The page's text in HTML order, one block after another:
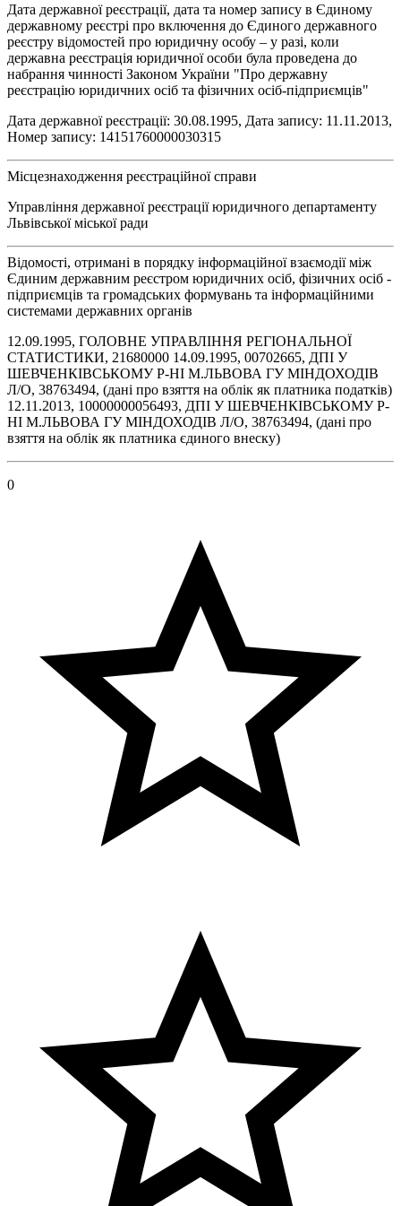
Дата державної реєстрації, дата та номер запису в Єдиному
державному реєстрі про включення до Єдиного державного
реєстру відомостей про юридичну особу – у разі, коли
державна реєстрація юридичної особи була проведена до
набрання чинності Законом України "Про державну
реєстрацію юридичних осіб та фізичних осіб-підприємців"
Дата державної реєстрації: 30.08.1995, Дата запису: 11.11.2013,
Номер запису: 14151760000030315
Місцезнаходження реєстраційної справи
Управління державної реєстрації юридичного департаменту
Львівської міської ради
Відомості, отримані в порядку інформаційної взаємодії між
Єдиним державним реєстром юридичних осіб, фізичних осіб -
підприємців та громадських формувань та інформаційними
системами державних органів
12.09.1995, ГОЛОВНЕ УПРАВЛІННЯ РЕГІОНАЛЬНОЇ
СТАТИСТИКИ, 21680000 14.09.1995, 00702665, ДПI У
ШЕВЧЕНКIВСЬКОМУ Р-НI М.ЛЬВОВА ГУ МIНДОХОДIВ
Л/О, 38763494, (дані про взяття на облік як платника податків)
12.11.2013, 10000000056493, ДПI У ШЕВЧЕНКIВСЬКОМУ Р-
НI М.ЛЬВОВА ГУ МIНДОХОДIВ Л/О, 38763494, (дані про
взяття на облік як платника єдиного внеску)
0